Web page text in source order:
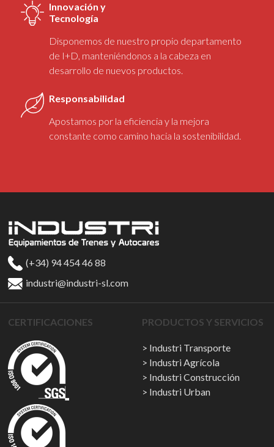
Innovación y
Tecnología
Disponemos de nuestro propio departamento
de I+D, manteniéndonos a la cabeza en
desarrollo de nuevos productos.
Responsabilidad
Apostamos por la eficiencia y la mejora
constante como camino hacia la sostenibilidad.
(+34) 94 454 46 88
industri@industri-sl.com
CERTIFICACIONES PRODUCTOS Y SERVICIOS
Industri Transporte
Industri Agrícola
Industri Construcción
Industri Urban